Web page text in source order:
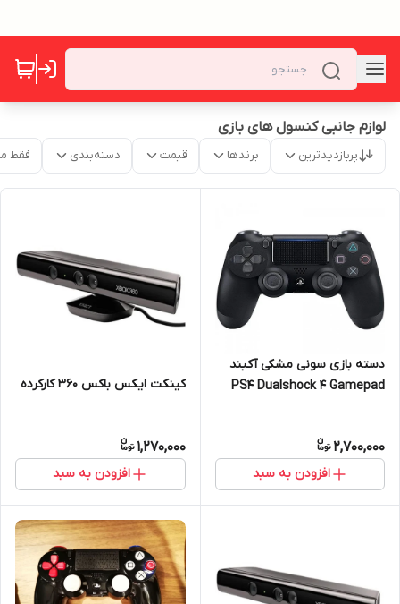
لوازم جانبی کنسول های بازی
پربازدیدترین برندها قیمت دسته‌بندی فقط
دسته بازی سونی مشکی آکبند
PS4 Dualshock 4 Gamepad
2,700,000
افزودن به سبد
کینکت ایکس باکس ۳۶۰ کارکرده
1,270,000
افزودن به سبد